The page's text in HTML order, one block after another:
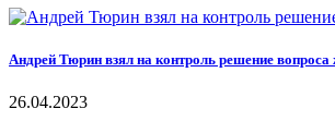
Андрей Тюрин взял на контроль решение вопроса
26.04.2023